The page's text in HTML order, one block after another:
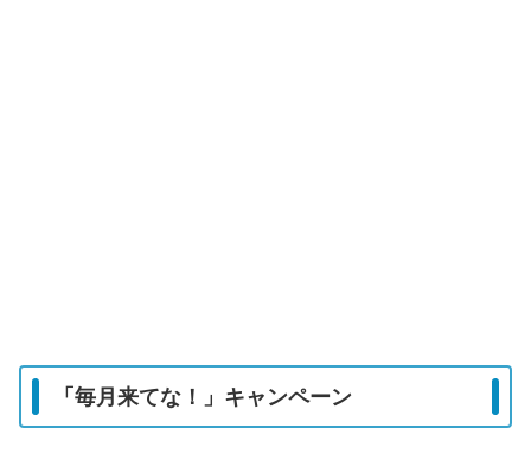
「毎月来てな！」キャンペーン